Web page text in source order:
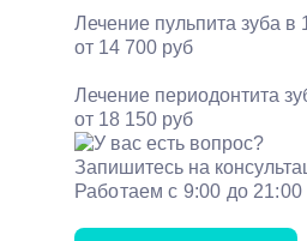
Лечение пульпита зуба
от 14 700 руб
Лечение периодонтита
от 18 150 руб
Запишитесь на
Работаем с 9:00 до 21:00